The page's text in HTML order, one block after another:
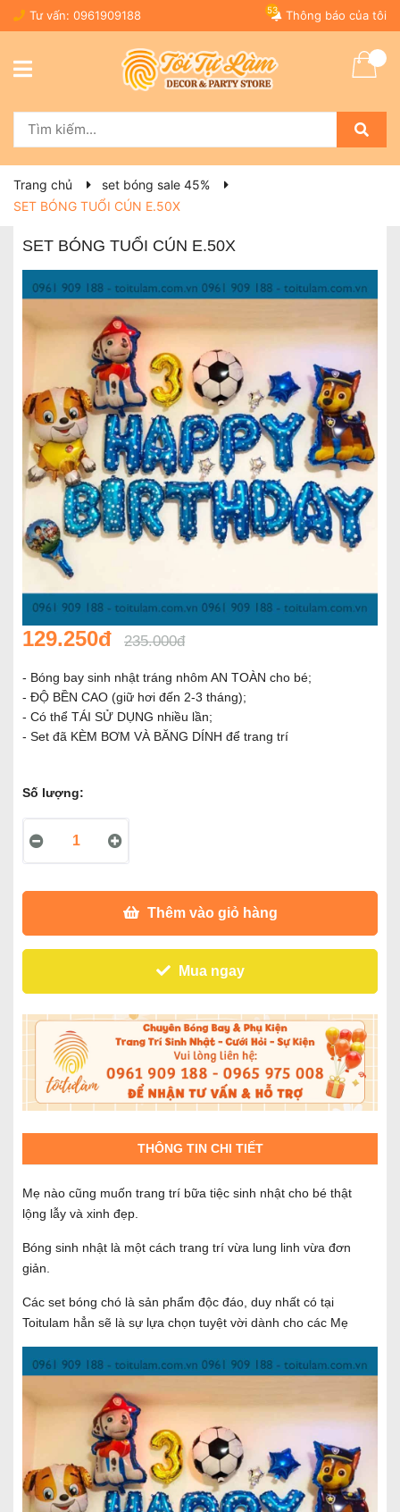
Tư vấn: 0961909188 Thông báo của tôi
53
Trang chủ
set bóng sale 45%
SET BÓNG TUỔI CÚN E.50X
SET BÓNG TUỔI CÚN E.50X
129.250đ 235.000đ
- Bóng bay sinh nhật tráng nhôm AN TOÀN cho bé;
- ĐỘ BỀN CAO (giữ hơi đến 2-3 tháng);
- Có thể TÁI SỬ DỤNG nhiều lần;
- Set đã KÈM BƠM VÀ BĂNG DÍNH để trang trí
Số lượng:
Thêm vào giỏ hàng
Mua ngay
THÔNG TIN CHI TIẾT
Mẹ nào cũng muốn trang trí bữa tiệc sinh nhật cho bé thật
lộng lẫy và xinh đẹp.
Bóng sinh nhật là một cách trang trí vừa lung linh vừa đơn
giản.
Các set bóng chó là sản phẩm độc đáo, duy nhất có tại
Toitulam hẳn sẽ là sự lựa chọn tuyệt vời dành cho các Mẹ